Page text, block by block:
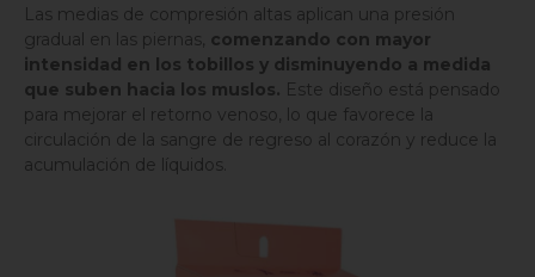
Las medias de compresión altas aplican una presión
gradual en las piernas, comenzando con mayor
intensidad en los tobillos y disminuyendo a medida
que suben hacia los muslos. Este diseño está pensado
para mejorar el retorno venoso, lo que favorece la
circulación de la sangre de regreso al corazón y reduce la
acumulación de líquidos.